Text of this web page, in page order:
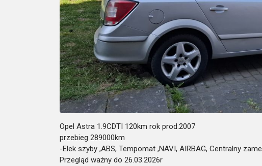
Opel Astra 1.9CDTI 120km rok prod.2007
przebieg 289000km
-Elek szyby ,ABS, Tempomat ,NAVI, AIRBAG, Centralny
Przegląd ważny do 26.03.2026r